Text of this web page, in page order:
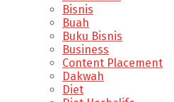
Bisnis
Buah
Buku Bisnis
Business
Content Placement
Dakwah
Diet